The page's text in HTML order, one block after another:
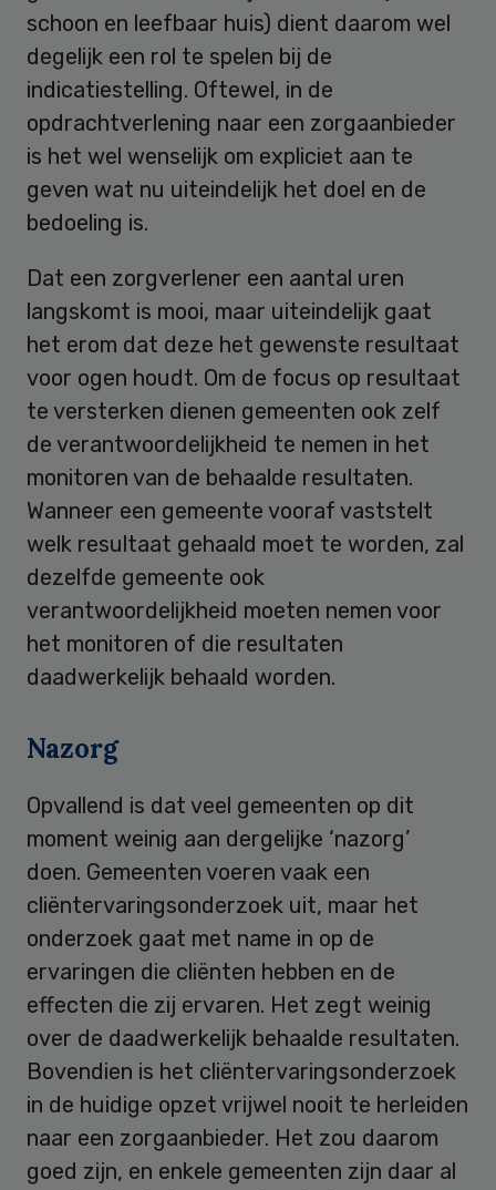
schoon en leefbaar huis) dient daarom wel
degelijk een rol te spelen bij de
indicatiestelling. Oftewel, in de
opdrachtverlening naar een zorgaanbieder
is het wel wenselijk om expliciet aan te
geven wat nu uiteindelijk het doel en de
bedoeling is.
Dat een zorgverlener een aantal uren
langskomt is mooi, maar uiteindelijk gaat
het erom dat deze het gewenste resultaat
voor ogen houdt. Om de focus op resultaat
te versterken dienen gemeenten ook zelf
de verantwoordelijkheid te nemen in het
monitoren van de behaalde resultaten.
Wanneer een gemeente vooraf vaststelt
welk resultaat gehaald moet te worden, zal
dezelfde gemeente ook
verantwoordelijkheid moeten nemen voor
het monitoren of die resultaten
daadwerkelijk behaald worden.
Nazorg
Opvallend is dat veel gemeenten op dit
moment weinig aan dergelijke ‘nazorg’
doen. Gemeenten voeren vaak een
cliëntervaringsonderzoek uit, maar het
onderzoek gaat met name in op de
ervaringen die cliënten hebben en de
effecten die zij ervaren. Het zegt weinig
over de daadwerkelijk behaalde resultaten.
Bovendien is het cliëntervaringsonderzoek
in de huidige opzet vrijwel nooit te herleiden
naar een zorgaanbieder. Het zou daarom
goed zijn, en enkele gemeenten zijn daar al